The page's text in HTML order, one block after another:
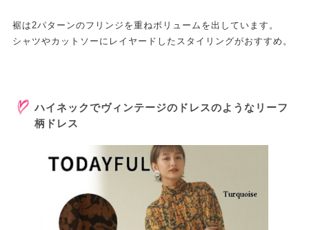
裾は2パターンのフリンジを重ねボリュームを出しています。
シャツやカットソーにレイヤードしたスタイリングがおすすめ。
ハイネックでヴィンテージのドレスのようなリーフ
柄ドレス